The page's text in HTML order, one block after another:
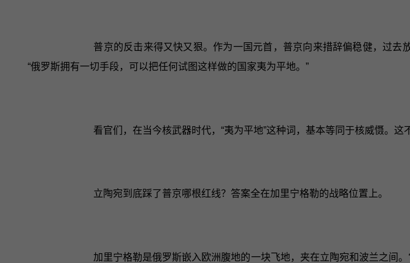
普京的反击来得又快又狠。作为一国元首，普京向来措辞偏稳健，过去
“俄罗斯拥有一切手段，可以把任何试图这样做的国家夷为平地。”
看官们，在当今核武器时代，“夷为平地”这种词，基本等同于核威慑。这
立陶宛到底踩了普京哪根红线？答案全在加里宁格勒的战略位置上。
加里宁格勒是俄罗斯嵌入欧洲腹地的一块飞地，夹在立陶宛和波兰之间